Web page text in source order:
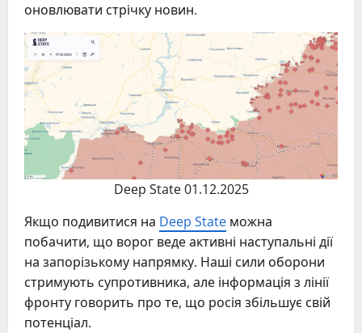
оновлювати стрічку новин.
Deep State 01.12.2025
Якщо подивитися на Deep State можна
побачити, що ворог веде активні наступальні дії
на запорізькому напрямку. Наші сили оборони
стримують супротивника, але інформація з лінії
фронту говорить про те, що росія збільшує свій
потенціал.